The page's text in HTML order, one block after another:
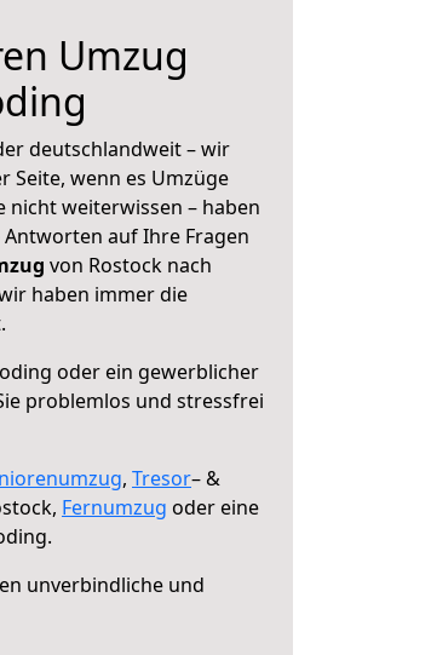
Umzug
deutschlandweit – wir
Seite, wenn es Umzüge
nicht weiterwissen – haben
auf Ihre Fragen
von Rostock nach
haben immer die
oder ein gewerblicher
problemlos und stressfrei
, Tresor– &
Fernumzug oder eine
unverbindliche und